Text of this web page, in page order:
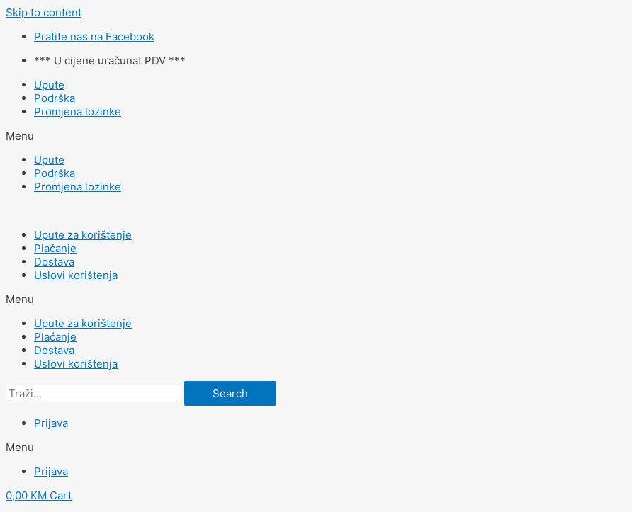
Skip to content
Pratite nas na Facebook
*** U cijene uračunat PDV ***
Upute
Podrška
Promjena lozinke
Menu
Upute
Podrška
Promjena lozinke
Upute za korištenje
Plaćanje
Dostava
Uslovi korištenja
Menu
Upute za korištenje
Plaćanje
Dostava
Uslovi korištenja
Search
Prijava
Menu
Prijava
0,00 KM Cart